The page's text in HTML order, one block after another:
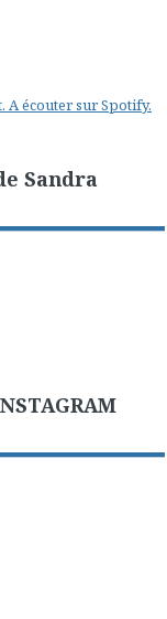
A écouter sur Spotify.
Sandra